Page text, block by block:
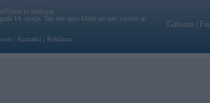
darbojas
14. maija. Tas nav auto klubs un nav saistīts ar
Kontakti Reklāma
Galvena